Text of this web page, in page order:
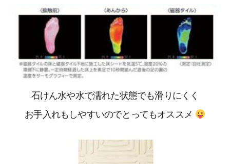
石けん水や水で濡れた状態でも滑りにくく
お手入れもしやすいのでとってもオススメ